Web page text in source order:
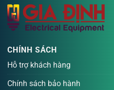
CHÍNH SÁCH
Hỗ trợ khách hàng
Chính sách bảo hành